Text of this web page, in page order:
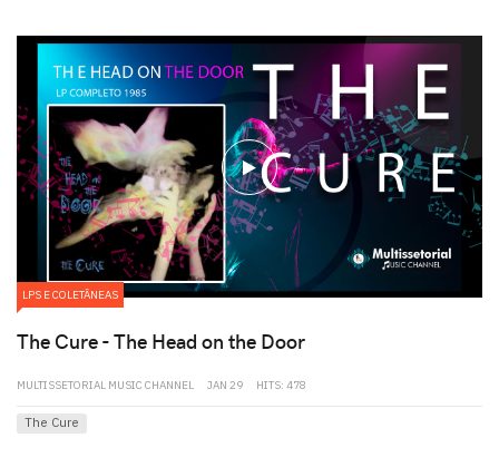
play
LPS E COLETÂNEAS
The Cure - The Head on the Door
MULTISSETORIAL MUSIC CHANNEL JAN 29 HITS: 478
The Cure